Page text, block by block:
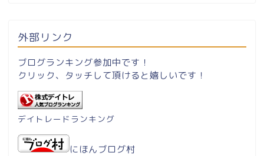
外部リンク
ブログランキング参加中です！
クリック、タッチして頂けると嬉しいです！
デイトレードランキング
にほんブログ村